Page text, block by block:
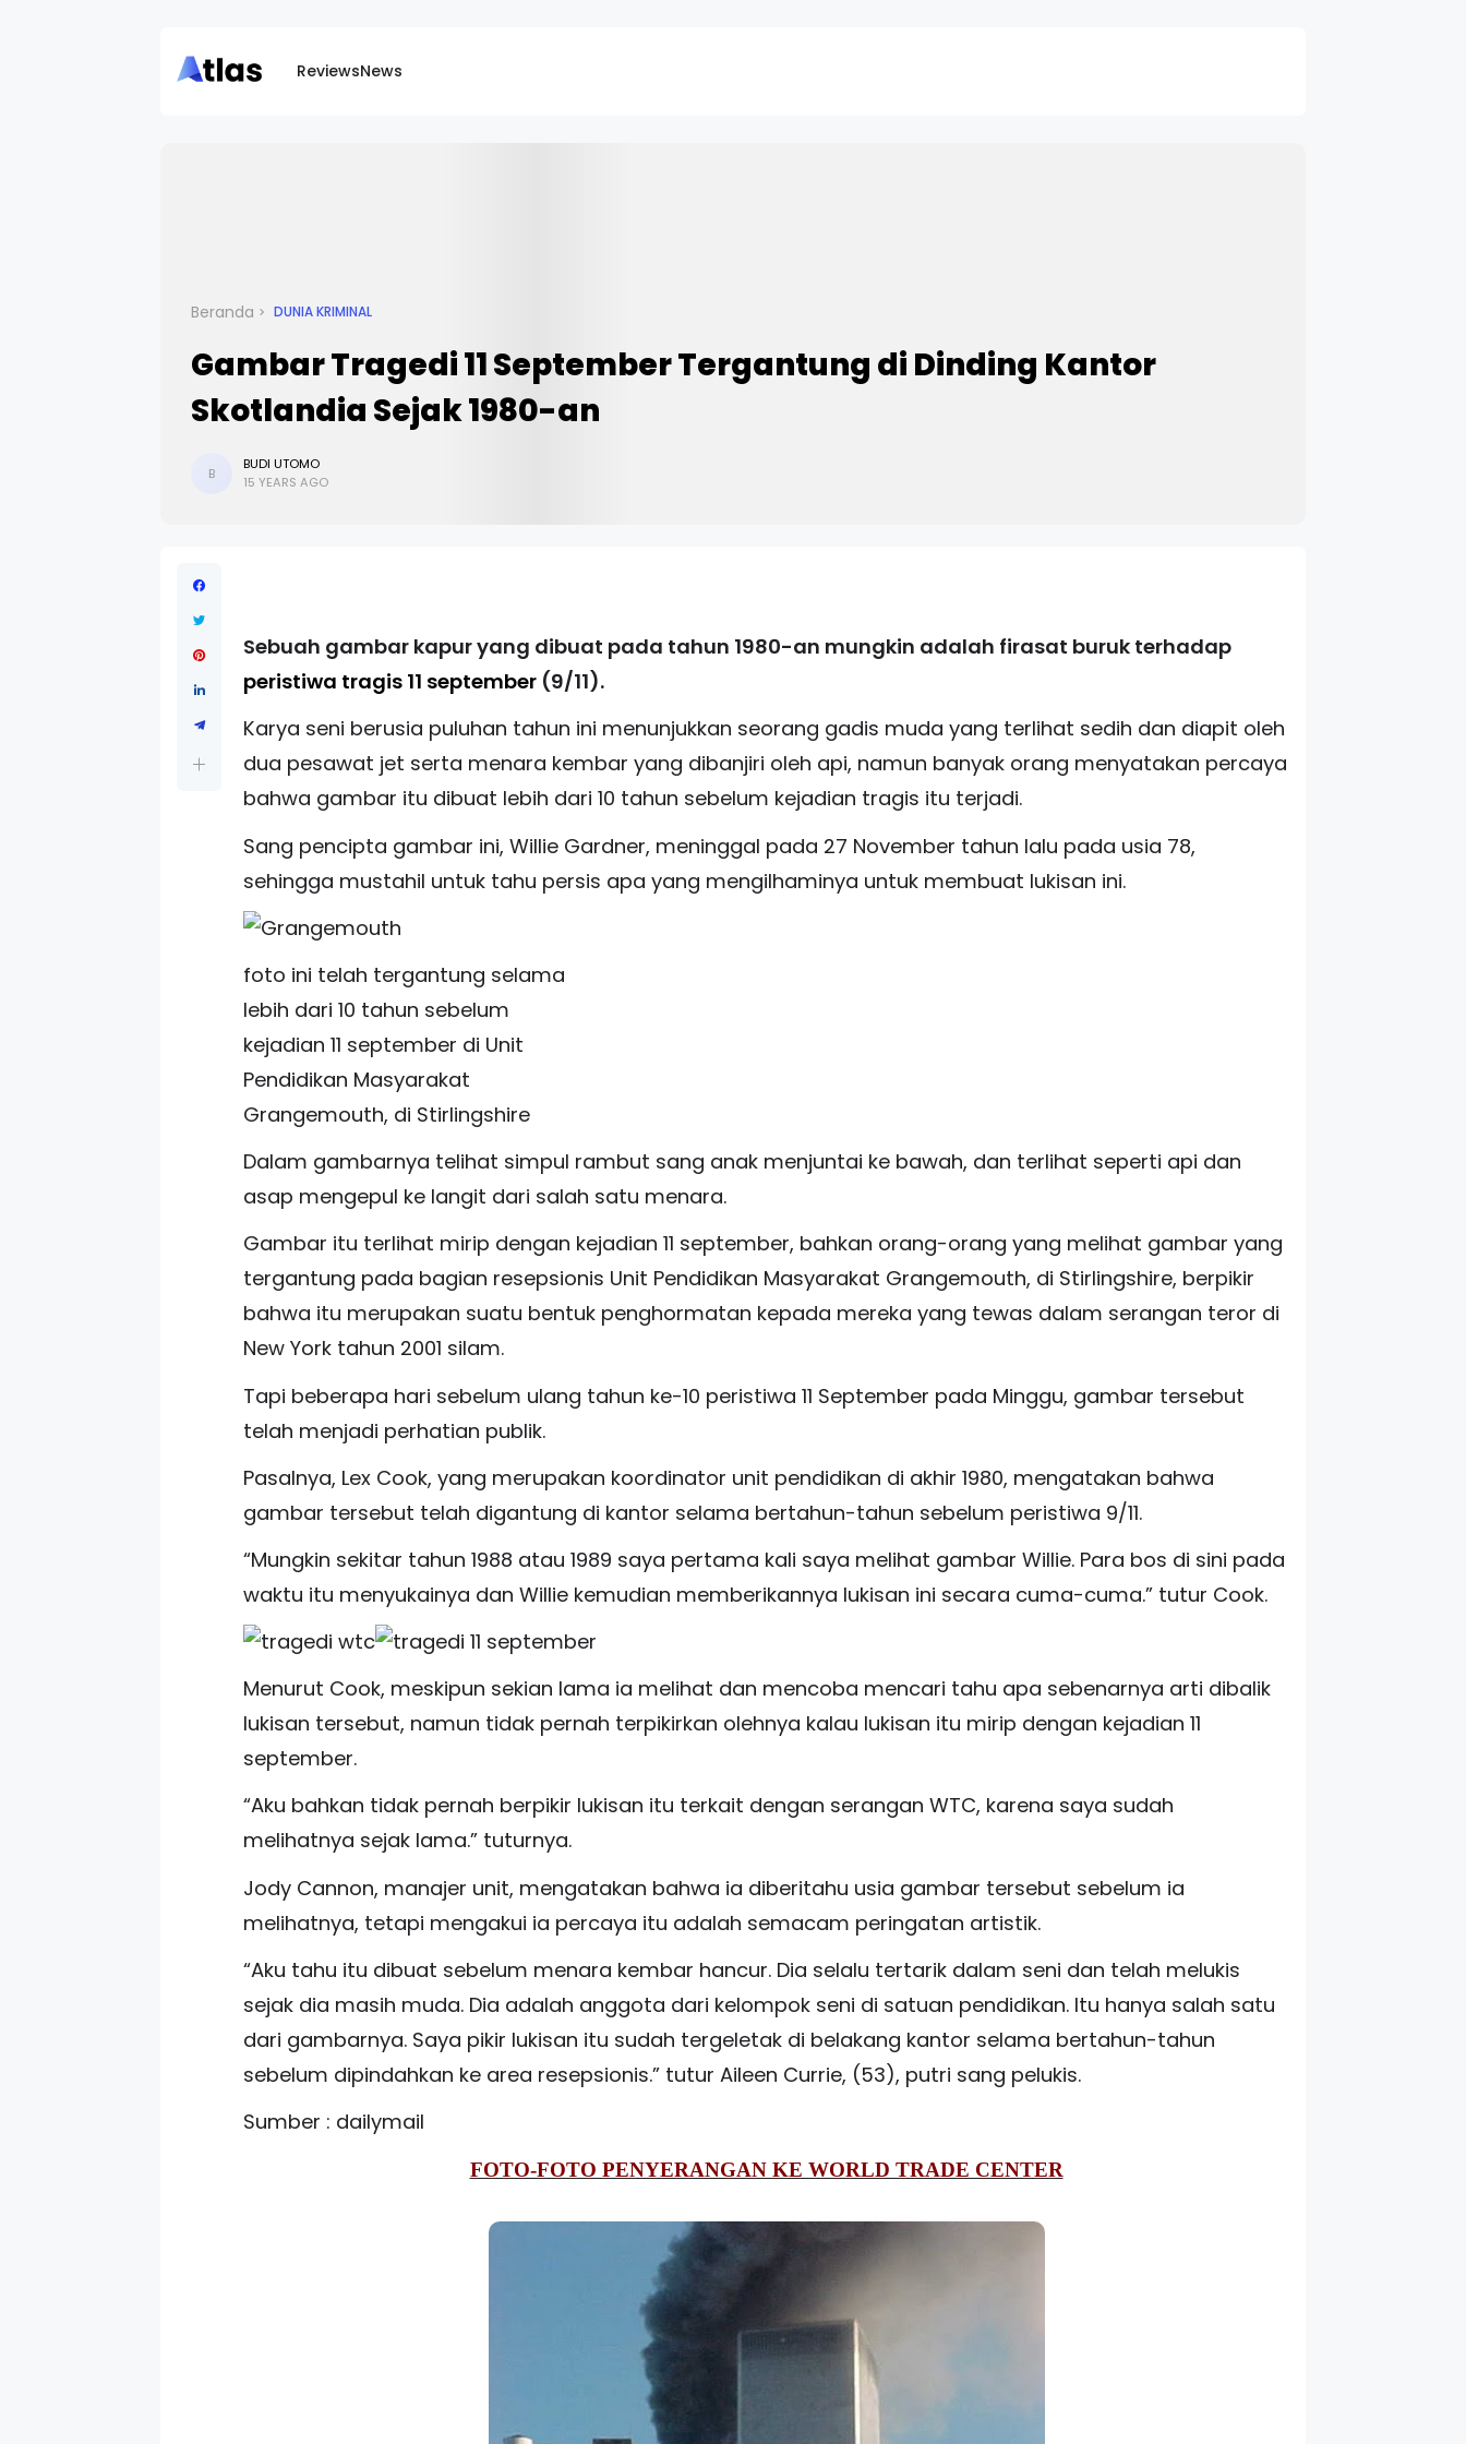
ReviewsNews
Beranda DUNIA KRIMINAL
Gambar Tragedi 11 September Tergantung di Dinding Kantor
Skotlandia Sejak 1980-an
B
BUDI UTOMO
15 YEARS AGO
Sebuah gambar kapur yang dibuat pada tahun 1980-an mungkin adalah firasat buruk terhadap
peristiwa tragis 11 september (9/11).
Karya seni berusia puluhan tahun ini menunjukkan seorang gadis muda yang terlihat sedih dan diapit oleh
dua pesawat jet serta menara kembar yang dibanjiri oleh api, namun banyak orang menyatakan percaya
bahwa gambar itu dibuat lebih dari 10 tahun sebelum kejadian tragis itu terjadi.
Sang pencipta gambar ini, Willie Gardner, meninggal pada 27 November tahun lalu pada usia 78,
sehingga mustahil untuk tahu persis apa yang mengilhaminya untuk membuat lukisan ini.
foto ini telah tergantung selama
lebih dari 10 tahun sebelum
kejadian 11 september di Unit
Pendidikan Masyarakat
Grangemouth, di Stirlingshire
Dalam gambarnya telihat simpul rambut sang anak menjuntai ke bawah, dan terlihat seperti api dan
asap mengepul ke langit dari salah satu menara.
Gambar itu terlihat mirip dengan kejadian 11 september, bahkan orang-orang yang melihat gambar yang
tergantung pada bagian resepsionis Unit Pendidikan Masyarakat Grangemouth, di Stirlingshire, berpikir
bahwa itu merupakan suatu bentuk penghormatan kepada mereka yang tewas dalam serangan teror di
New York tahun 2001 silam.
Tapi beberapa hari sebelum ulang tahun ke-10 peristiwa 11 September pada Minggu, gambar tersebut
telah menjadi perhatian publik.
Pasalnya, Lex Cook, yang merupakan koordinator unit pendidikan di akhir 1980, mengatakan bahwa
gambar tersebut telah digantung di kantor selama bertahun-tahun sebelum peristiwa 9/11.
“Mungkin sekitar tahun 1988 atau 1989 saya pertama kali saya melihat gambar Willie. Para bos di sini pada
waktu itu menyukainya dan Willie kemudian memberikannya lukisan ini secara cuma-cuma.” tutur Cook.
Menurut Cook, meskipun sekian lama ia melihat dan mencoba mencari tahu apa sebenarnya arti dibalik
lukisan tersebut, namun tidak pernah terpikirkan olehnya kalau lukisan itu mirip dengan kejadian 11
september.
“Aku bahkan tidak pernah berpikir lukisan itu terkait dengan serangan WTC, karena saya sudah
melihatnya sejak lama.” tuturnya.
Jody Cannon, manajer unit, mengatakan bahwa ia diberitahu usia gambar tersebut sebelum ia
melihatnya, tetapi mengakui ia percaya itu adalah semacam peringatan artistik.
“Aku tahu itu dibuat sebelum menara kembar hancur. Dia selalu tertarik dalam seni dan telah melukis
sejak dia masih muda. Dia adalah anggota dari kelompok seni di satuan pendidikan. Itu hanya salah satu
dari gambarnya. Saya pikir lukisan itu sudah tergeletak di belakang kantor selama bertahun-tahun
sebelum dipindahkan ke area resepsionis.” tutur Aileen Currie, (53), putri sang pelukis.
Sumber : dailymail
FOTO-FOTO PENYERANGAN KE WORLD TRADE CENTER